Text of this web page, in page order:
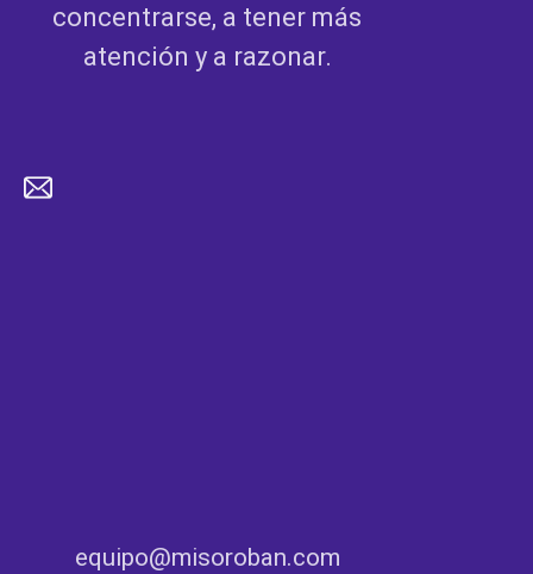
concentrarse, a tener más
atención y a razonar.
equipo@misoroban.com